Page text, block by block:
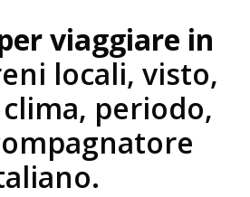
viaggiare in
locali, visto,
periodo,